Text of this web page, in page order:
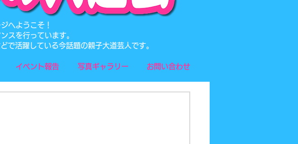
へようこそ！
スを行っています。
で活躍している今話題の親子大道芸人です。
イベント報告 写真ギャラリー お問い合わせ